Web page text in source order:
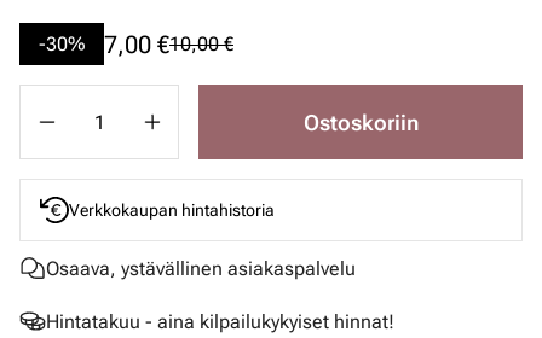
-30% 7,00 €10,00 €
Ostoskoriin
Verkkokaupan hintahistoria
Osaava, ystävällinen asiakaspalvelu
Hintatakuu - aina kilpailukykyiset hinnat!